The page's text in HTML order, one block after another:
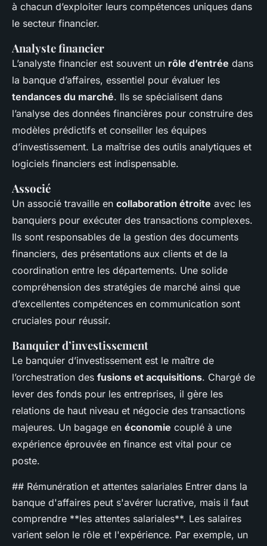
à chacun d’exploiter leurs compétences uniques dans
le secteur financier.
Analyste financier
L’analyste financier est souvent un rôle d’entrée dans
la banque d’affaires, essentiel pour évaluer les
tendances du marché. Ils se spécialisent dans
l’analyse des données financières pour construire des
modèles prédictifs et conseiller les équipes
d’investissement. La maîtrise des outils analytiques et
logiciels financiers est indispensable.
Associé
Un associé travaille en collaboration étroite avec les
banquiers pour exécuter des transactions complexes.
Ils sont responsables de la gestion des documents
financiers, des présentations aux clients et de la
coordination entre les départements. Une solide
compréhension des stratégies de marché ainsi que
d’excellentes compétences en communication sont
cruciales pour réussir.
Banquier d’investissement
Le banquier d’investissement est le maître de
l’orchestration des fusions et acquisitions. Chargé de
lever des fonds pour les entreprises, il gère les
relations de haut niveau et négocie des transactions
majeures. Un bagage en économie couplé à une
expérience éprouvée en finance est vital pour ce
poste.
## Rémunération et attentes salariales Entrer dans la
banque d'affaires peut s'avérer lucrative, mais il faut
comprendre **les attentes salariales**. Les salaires
varient selon le rôle et l'expérience. Par exemple, un